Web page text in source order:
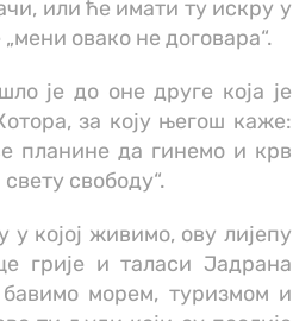
или ће имати ту искру у
овако не договара“.
је до оне друге која је
за коју његош каже:
планине да гинемо и крв
свободу“.
којој живимо, ову лијепу
грије и таласи Јадрана
морем, туризмом и